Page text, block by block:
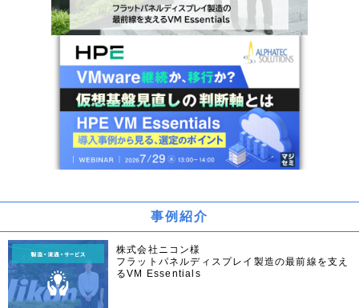
事例紹介
株式会社ニコン様
フラットパネルディスプレイ製造の最前線を支え
るVM Essentials